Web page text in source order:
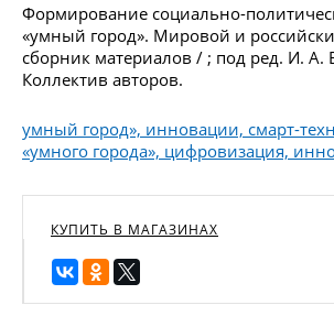
Формирование социально-
«умный город». Мировой и
сборник материалов / ; под ред. И. А.
Коллектив авторов.
умный город», инновации, смарт-
«умного города», цифровизация,
КУПИТЬ В МАГАЗИНАХ